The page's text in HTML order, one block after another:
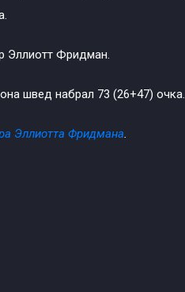
Эллиотт Фридман.
швед набрал 73 (26+47) очка.
Эллиотта Фридмана.